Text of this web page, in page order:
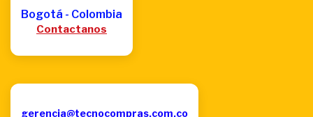
Bogotá - Colombia
Contactanos
gerencia@tecnocompras.com.co